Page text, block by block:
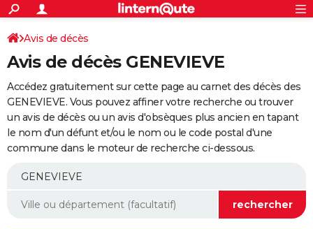
ACTUALITÉS
Politique
Société
Faits Divers
Education
Monde
Villes
+
SPORT
Coupe du monde 2026
Football
Tennis
Cyclisme
Rugby
Forum
Programme TV
TNT
Streaming
Cinéma
Sorties cinéma
Musique
+
FINANCE
Impôts
Immobilier
Risques naturels par ville
Banque
Assurance
Crédit
AUTO
Essais
Réserver un essai
Citadines
Berlines
SUV
Forum auto
+
Mobiles
Meilleur smartphone
Internet
Ordinateurs
Jeux vidéo
Guide high-tech
Aménagement intérieur
Avis de décès
Avis de décès GENEVIEVE
Accédez gratuitement sur cette page au carnet des décès des
GENEVIEVE. Vous pouvez affiner votre recherche ou trouver
un avis de décès ou un avis d'obsèques plus ancien en tapant
le nom d'un défunt et/ou le nom ou le code postal d'une
commune dans le moteur de recherche ci-dessous.